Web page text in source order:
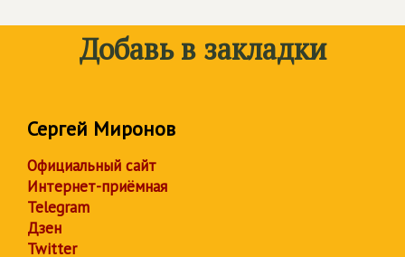
Добавь в закладки
Сергей Миронов
Официальный сайт
Интернет-приёмная
Telegram
Дзен
Twitter